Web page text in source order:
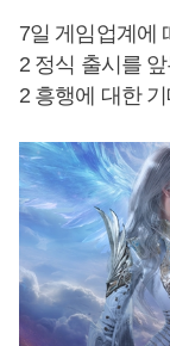
7일 게임업계에
2 정식 출시를
2 흥행에 대한